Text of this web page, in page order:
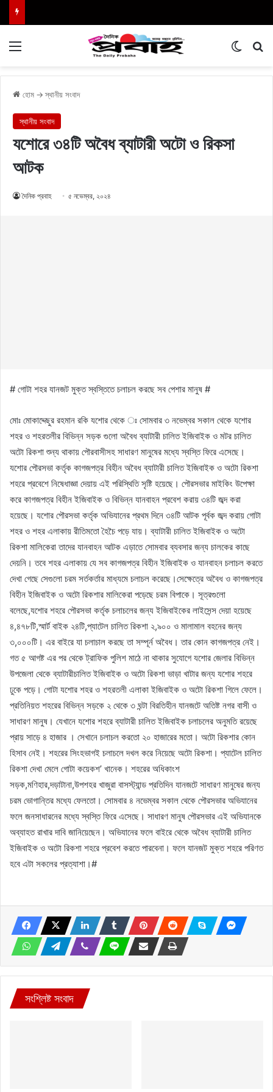
হোম → স্থানীয় সংবাদ
স্থানীয় সংবাদ
যশোরে ৩৪টি অবৈধ ব্যাটারী অটো ও রিকসা
আটক
দৈনিক প্রবাহ ৫ নভেম্বর, ২০২৪
# গোটা শহর যানজট মুক্ত স্বস্তিতে চলাচল করছে সব পেশার মানুষ #
মোঃ মোকাদ্দেছুর রহমান রকি যশোর থেকে ঃ সোমবার ৩ নভেম্বর সকাল থেকে যশোর
শহর ও শহরতলীর বিভিন্ন সড়ক গুলো অবৈধ ব্যাটারী চালিত ইজিবাইক ও মটর চালিত
অটো রিকশা শুন্য থাকায় পৌরবাসীসহ সাধারণ মানুষের মধ্যে স্বস্তি ফিরে এসেছে।
যশোর পৌরসভা কর্তৃক কাগজপত্র বিহীন অবৈধ ব্যাটারী চালিত ইজিবাইক ও অটো রিকশা
শহরে প্রবেশে নিষেধাজ্ঞা দেয়ায় এই পরিস্থিতি সৃষ্টি হয়েছে। পৌরসভার মাইকিং উপেক্ষা
করে কাগজপত্র বিহীন ইজিবাইক ও বিভিন্ন যানবাহন প্রবেশ করায় ৩৪টি জব্দ করা
হয়েছে। যশোর পৌরসভা কর্তৃক অভিযানের প্রথম দিনে ৩৪টি আটক পূর্বক জব্দ করায় গোটা
শহর ও শহর এলাকায় রীতিমতো হৈচৈ পড়ে যায়। ব্যাটারী চালিত ইজিবাইক ও অটো
রিকশা মালিকেরা তাদের যানবাহন আটক এড়াতে সোমবার ব্যবসার জন্য চালকের কাছে
দেয়নি। তবে শহর এলাকায় যে সব কাগজপত্র বিহীন ইজিবাইক ও যানবাহন চলাচল করতে
দেখা গেছে সেগুলো চরম সর্তকর্তার মাধ্যমে চলাচল করেছে।সেক্ষেত্রে অবৈধ ও কাগজপত্র
বিহীন ইজিবাইক ও অটো রিকশার মালিকেরা পড়েছে চরম বিপাকে। সূত্রগুলো
বলেছে,যশোর শহরে পৌরসভা কর্তৃক চলাচলের জন্য ইজিবাইকের লাইসেন্স দেয়া হয়েছে
৪,৪৭৮টি,স্মার্ট বাইক ২৪টি,প্যাটেল চালিত রিকশা ২,৯০০ ও মালামাল বহনের জন্য
৩,০০০টি। এর বাইরে যা চলাচাল করছে তা সম্পূর্ন অবৈধ। তার কোন কাগজপত্র নেই।
গত ৫ আগষ্ট এর পর থেকে ট্রাফিক পুলিশ মাঠে না থাকার সুযোগে যশোর জেলার বিভিন্ন
উপজেলা থেকে ব্যাটারীচালিত ইজিবাইক ও অটো রিকশা ভাড়া খাটার জন্য যশোর শহরে
ঢুকে পড়ে। গোটা যশোর শহর ও শহরতলী এলাকা ইজিবাইক ও অটো রিকশা গিলে ফেলে।
প্রতিনিয়ত শহরের বিভিন্ন সড়কে ২ থেকে ৩ ঘন্টা বিরতিহীন যানজটে অতিষ্ট নগর বাসী ও
সাধারণ মানুষ। যেখানে যশোর শহরে ব্যাটারী চালিত ইজিবাইক চলাচলের অনুমতি রয়েছে
প্রায় সাড়ে ৪ হাজার । সেখানে চলাচল করতো ২০ হাজারের মতো। অটো রিকশার কোন
হিসাব নেই। শহরের সিংহভাগই চলাচলে দখল করে নিয়েছে অটো রিকশা। প্যাটেল চালিত
রিকশা দেখা মেলে গোটা কয়েকশ’ খানেক। শহরের অধিকাংশ
সড়ক,মণিহার,দড়াটানা,উপশহর খাজুরা বাসস্ট্যান্ড প্রতিদিন যানজটে সাধারণ মানুষের জন্য
চরম ভোগান্তির মধ্যে ফেলতো। সোমবার ৪ নভেম্বর সকাল থেকে পৌরসভার অভিযানের
ফলে জনসাধারনের মধ্যে স্বস্তি ফিরে এসেছে। সাধারণ মানুষ পৌরসভার এই অভিযানকে
অব্যাহত রাখার দাবি জানিয়েছেন। অভিযানের ফলে বাইরে থেকে অবৈধ ব্যাটারী চালিত
ইজিবাইক ও অটো রিকশা শহরে প্রবেশ করতে পারবেনা। ফলে যানজট মুক্ত শহরে পরিণত
হবে এটা সকলের প্রত্যাশা।#
সংশ্লিষ্ট সংবাদ